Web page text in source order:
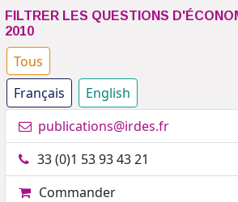
FILTRER LES QUESTIONS
2010
Tous
Français
English
publications@irdes.fr
33 (0)1 53 93 43 21
Commander